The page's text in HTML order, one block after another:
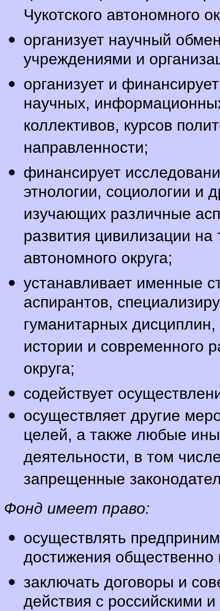
Чукотского автономного
организует научный
учреждениями и
организует и
научных,
коллективов, курсов
направленности;
финансирует
этнологии, социологии и
изучающих различные
развития цивилизации на
автономного округа;
устанавливает именные
аспирантов,
гуманитарных
истории и современного
округа;
содействует
осуществляет другие
целей, а также любые
деятельности, в том
запрещенные
Фонд имеет право:
осуществлять
достижения
заключать договоры и
действия с российскими